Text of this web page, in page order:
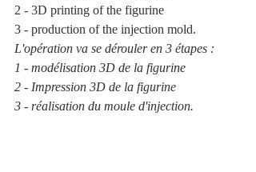
2 - 3D printing of the figurine
3 - production of the injection mold.
L'opération va se dérouler en 3 étapes :
1 - modélisation 3D de la figurine
2 - Impression 3D de la figurine
3 - réalisation du moule d'injection.